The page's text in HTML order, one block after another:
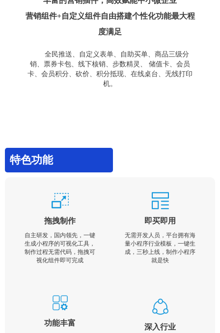
营销组件+自定义组件自由搭建个性化功能最大程
度满足
全民推送、自定义表单、自助买单、商品三级分
销、票券卡包、线下核销、步数精灵、 储值卡、会员
卡、会员积分、砍价、积分抵现、在线桌台、无线打印
机。
特色功能
拖拽制作
自主研发，国内领先，一键
生成小程序的可视化工具，
制作过程无需代码，拖拽可
视化组件即可完成
即买即用
无需开发人员，平台拥有海
量小程序行业模板，一键生
成，三秒上线，制作小程序
就是快
功能丰富 深入行业